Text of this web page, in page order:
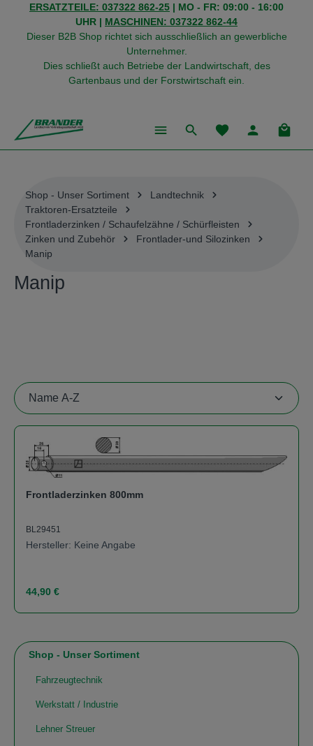
springen
ERSATZTEILE: 037322 862-25 | MO - FR: 09:00 - 16:00
UHR | MASCHINEN: 037322 862-44
Dieser B2B Shop richtet sich ausschließlich an gewerbliche
Unternehmer.
Dies schließt auch Betriebe der Landwirtschaft, des
Gartenbaus und der Forstwirtschaft ein.
Du hast 0
Shop - Unser Sortiment
Landtechnik
Traktoren-Ersatzteile
Frontladerzinken / Schaufelzähne / Schürfleisten
Zinken und Zubehör
Frontlader-und Silozinken
Manip
Manip
Shop - Unser Sortiment
Fahrzeugtechnik
Werkstatt / Industrie
Lehner Streuer
Frontladerzinken 800mm
BL29451
Hersteller: Keine Angabe
Regulärer Preis:
44,90 €